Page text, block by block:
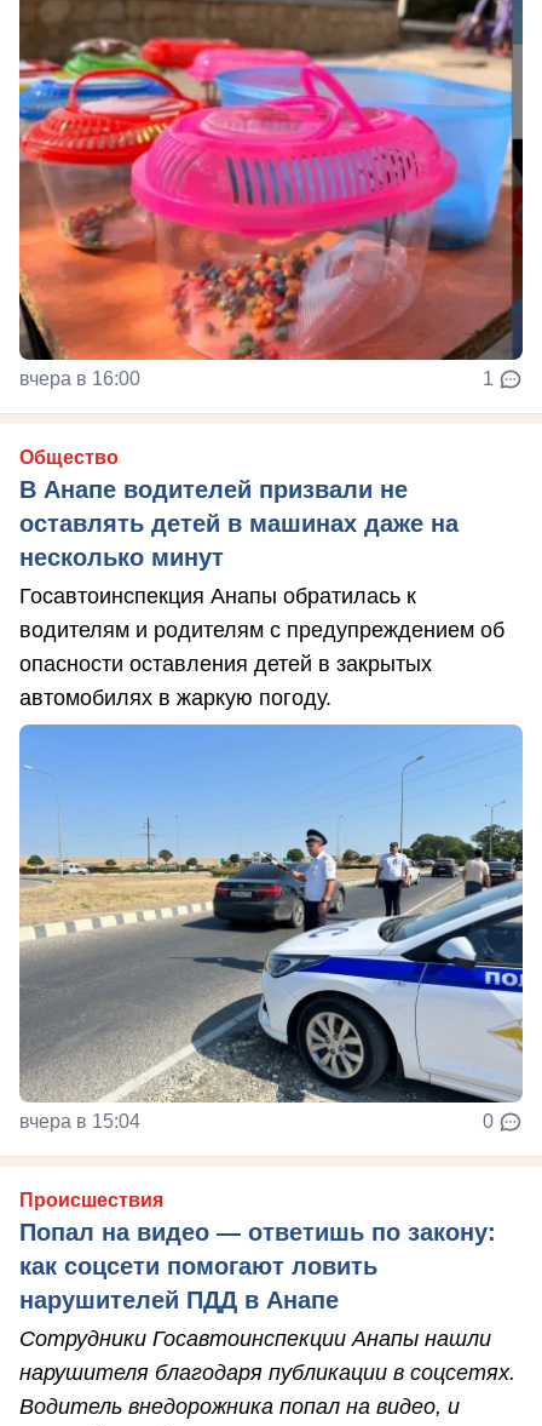
вчера в 16:00 1
Общество
В Анапе водителей призвали не
оставлять детей в машинах даже на
несколько минут
Госавтоинспекция Анапы обратилась к
водителям и родителям с предупреждением об
опасности оставления детей в закрытых
автомобилях в жаркую погоду.
вчера в 15:04 0
Происшествия
Попал на видео — ответишь по закону:
как соцсети помогают ловить
нарушителей ПДД в Анапе
Сотрудники Госавтоинспекции Анапы нашли
нарушителя благодаря публикации в соцсетях.
Водитель внедорожника попал на видео, и